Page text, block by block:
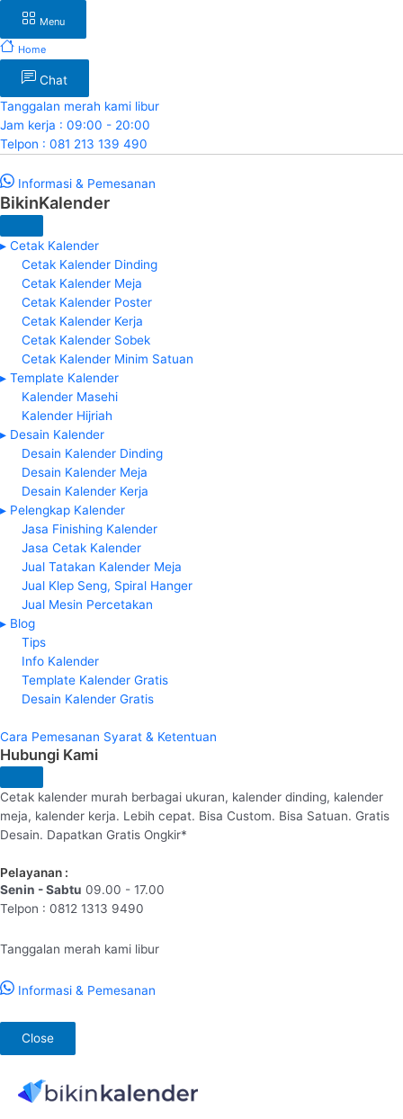
Menu
Home
Chat
Tanggalan merah kami libur
Jam kerja : 09:00 - 20:00
Telpon : 081 213 139 490
Informasi & Pemesanan
BikinKalender
▸ Cetak Kalender
Cetak Kalender Dinding
Cetak Kalender Meja
Cetak Kalender Poster
Cetak Kalender Kerja
Cetak Kalender Sobek
Cetak Kalender Minim Satuan
▸ Template Kalender
Kalender Masehi
Kalender Hijriah
▸ Desain Kalender
Desain Kalender Dinding
Desain Kalender Meja
Desain Kalender Kerja
▸ Pelengkap Kalender
Jasa Finishing Kalender
Jasa Cetak Kalender
Jual Tatakan Kalender Meja
Jual Klep Seng, Spiral Hanger
Jual Mesin Percetakan
▸ Blog
Tips
Info Kalender
Template Kalender Gratis
Desain Kalender Gratis
Cara Pemesanan Syarat & Ketentuan
Hubungi Kami
Cetak kalender murah berbagai ukuran, kalender dinding, kalender
meja, kalender kerja. Lebih cepat. Bisa Custom. Bisa Satuan. Gratis
Desain. Dapatkan Gratis Ongkir*
Pelayanan :
Senin - Sabtu 09.00 - 17.00
Telpon : 0812 1313 9490
Tanggalan merah kami libur
Informasi & Pemesanan
Close
konten